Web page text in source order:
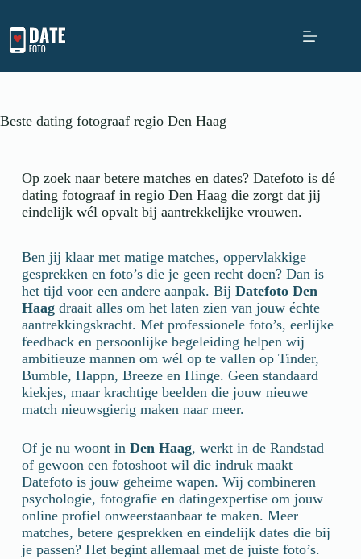
Beste dating fotograaf regio Den Haag
Op zoek naar betere matches en dates? Datefoto is dé
dating fotograaf in regio Den Haag die zorgt dat jij
eindelijk wél opvalt bij aantrekkelijke vrouwen.
Ben jij klaar met matige matches, oppervlakkige
gesprekken en foto’s die je geen recht doen? Dan is
het tijd voor een andere aanpak. Bij Datefoto Den
Haagdraait alles om het laten zien van jouw échte
aantrekkingskracht. Met professionele foto’s, eerlijke
feedback en persoonlijke begeleiding helpen wij
ambitieuze mannen om wél op te vallen op Tinder,
Bumble, Happn, Breeze en Hinge. Geen standaard
kiekjes, maar krachtige beelden die jouw nieuwe
match nieuwsgierig maken naar meer.
Of je nu woont in Den Haag, werkt in de Randstad
of gewoon een fotoshoot wil die indruk maakt –
Datefoto is jouw geheime wapen. Wij combineren
psychologie, fotografie en datingexpertise om jouw
online profiel onweerstaanbaar te maken. Meer
matches, betere gesprekken en eindelijk dates die bij
je passen? Het begint allemaal met de juiste foto’s.